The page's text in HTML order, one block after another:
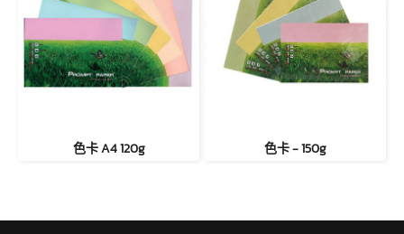
色卡 A4 120g 色卡 - 150g